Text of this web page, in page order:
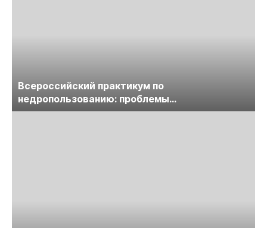
Всероссийский практикум по
недропользованию: проблемы
лицензирования, цифровизации, экспертизы